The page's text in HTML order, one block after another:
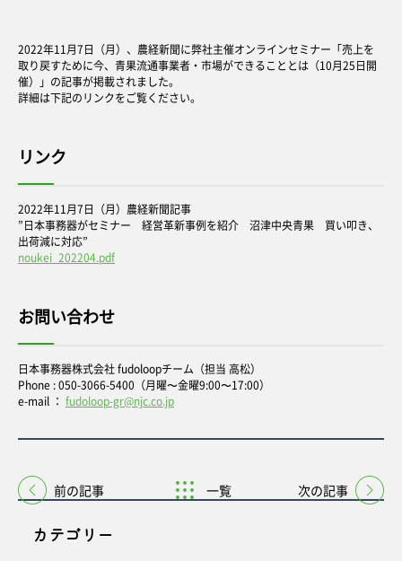
カテゴリー
2022年11月7日（月）、農経新聞に弊社主催オンラインセミナー「売上を
取り戻すために今、青果流通事業者・市場ができることとは（10月25日開
催）」の記事が掲載されました。
詳細は下記のリンクをご覧ください。
リンク
2022年11月7日（月）農経新聞記事
”日本事務器がセミナー 経営革新事例を紹介 沼津中央青果 買い叩き、
出荷減に対応”
noukei_202204.pdf
お問い合わせ
日本事務器株式会社 fudoloopチーム（担当 高松）
Phone : 050-3066-5400（月曜〜金曜9:00〜17:00）
e-mail ： fudoloop-gr@njc.co.jp
前の記事 一覧 次の記事